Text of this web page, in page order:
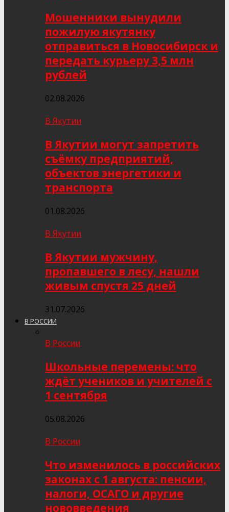
Мошенники вынудили
пожилую якутянку
отправиться в Новосибирск и
передать курьеру 3,5 млн
рублей
02.08.2026
В Якутии
В Якутии могут запретить
съёмку предприятий,
объектов энергетики и
транспорта
01.08.2026
В Якутии
В Якутии мужчину,
пропавшего в лесу, нашли
живым спустя 25 дней
31.07.2026
В РОССИИ
В России
Школьные перемены: что
ждёт учеников и учителей с
1 сентября
05.08.2026
В России
Что изменилось в российских
законах с 1 августа: пенсии,
налоги, ОСАГО и другие
нововведения